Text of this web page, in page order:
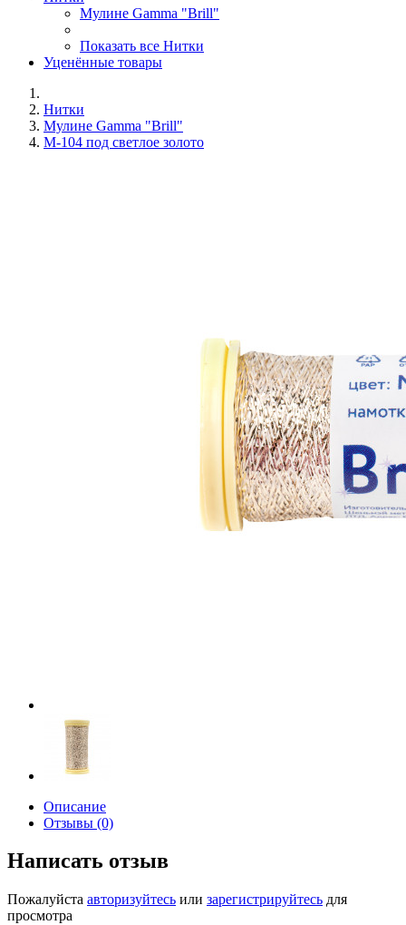
Мулине Gamma "Brill"
Показать все Нитки
Уценённые товары
Нитки
Мулине Gamma "Brill"
М-104 под светлое золото
Описание
Отзывы (0)
Написать отзыв
Пожалуйста авторизуйтесь или зарегистрируйтесь для
просмотра